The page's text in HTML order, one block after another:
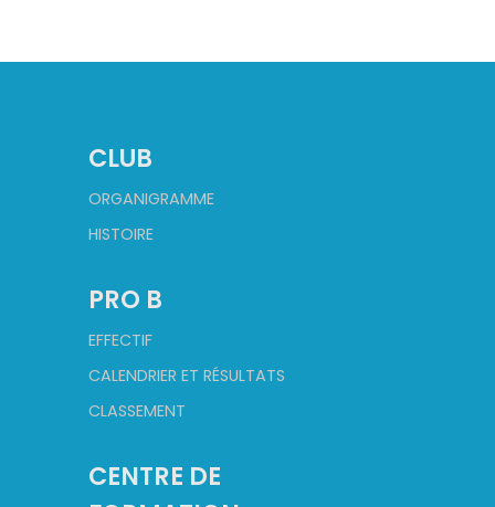
CLUB
ORGANIGRAMME
HISTOIRE
PRO B
EFFECTIF
CALENDRIER ET RÉSULTATS
CLASSEMENT
CENTRE DE